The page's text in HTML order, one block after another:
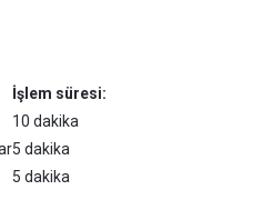
İşlem süresi:
10 dakika
5 dakika
5 dakika